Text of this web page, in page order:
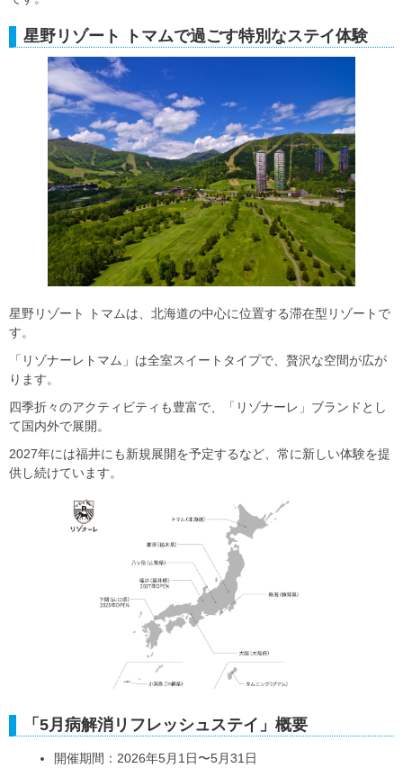
星野リゾート トマムで過ごす特別なステイ体験
星野リゾート トマムは、北海道の中心に位置する滞在型リゾートで
す。
「リゾナーレトマム」は全室スイートタイプで、贅沢な空間が広が
ります。
四季折々のアクティビティも豊富で、「リゾナーレ」ブランドとし
て国内外で展開。
2027年には福井にも新規展開を予定するなど、常に新しい体験を提
供し続けています。
「5月病解消リフレッシュステイ」概要
開催期間：2026年5月1日〜5月31日